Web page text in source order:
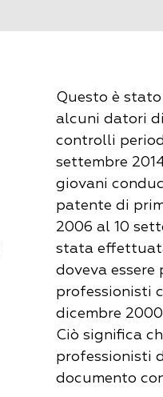
Questo è
alcuni datori di
controlli
settembre
giovani
patente di
2006 al 10
stata
doveva
professionisti
dicembre
Ciò significa
professionisti
documento